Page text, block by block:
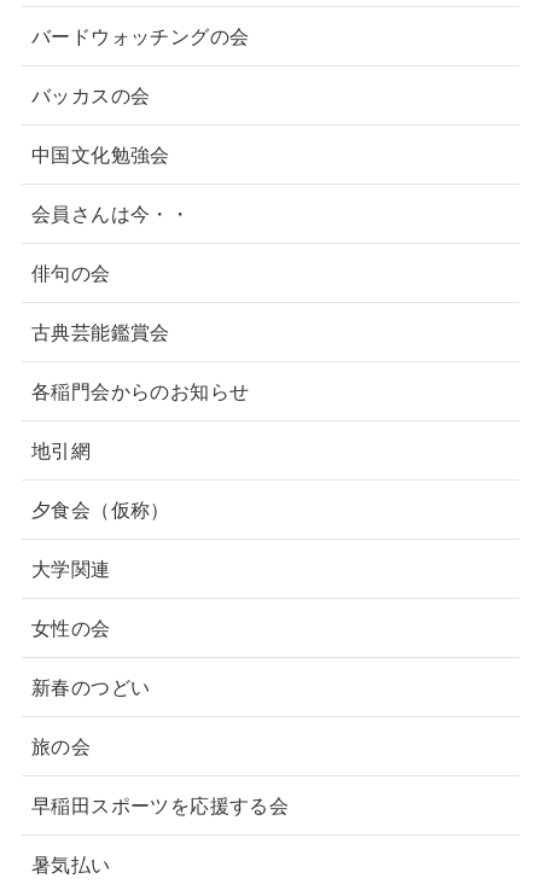
バードウォッチングの会
バッカスの会
中国文化勉強会
会員さんは今・・
俳句の会
古典芸能鑑賞会
各稲門会からのお知らせ
地引網
夕食会（仮称）
大学関連
女性の会
新春のつどい
旅の会
早稲田スポーツを応援する会
暑気払い